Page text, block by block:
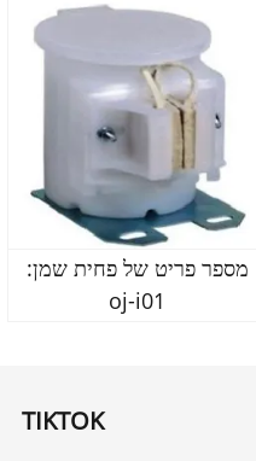
מספר פריט של פחית שמן:
oj-i01
TIKTOK